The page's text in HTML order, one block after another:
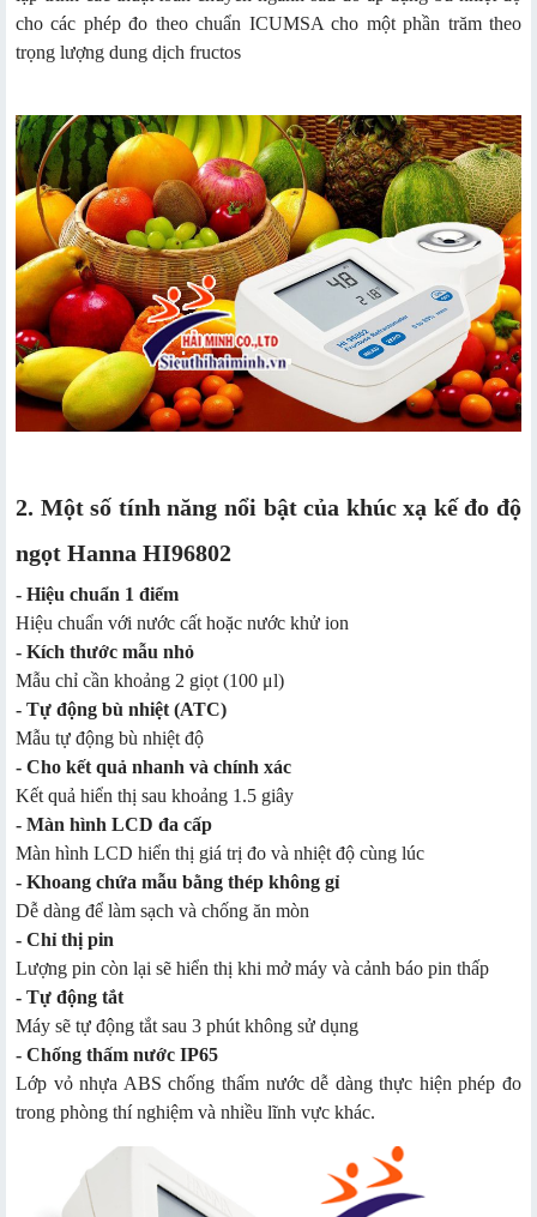
cho các phép đo theo chuẩn ICUMSA cho một phần trăm theo
trọng lượng dung dịch fructos
2. Một số tính năng nổi bật của khúc xạ kế đo độ
ngọt Hanna HI96802
- Hiệu chuẩn 1 điểm
Hiệu chuẩn với nước cất hoặc nước khử ion
- Kích thước mẫu nhỏ
Mẫu chỉ cần khoảng 2 giọt (100 μl)
- Tự động bù nhiệt (ATC)
Mẫu tự động bù nhiệt độ
- Cho kết quả nhanh và chính xác
Kết quả hiển thị sau khoảng 1.5 giây
- Màn hình LCD đa cấp
Màn hình LCD hiển thị giá trị đo và nhiệt độ cùng lúc
- Khoang chứa mẫu bằng thép không gỉ
Dễ dàng để làm sạch và chống ăn mòn
- Chỉ thị pin
Lượng pin còn lại sẽ hiển thị khi mở máy và cảnh báo pin thấp
- Tự động tắt
Máy sẽ tự động tắt sau 3 phút không sử dụng
- Chống thấm nước IP65
Lớp vỏ nhựa ABS chống thấm nước dễ dàng thực hiện phép đo
trong phòng thí nghiệm và nhiều lĩnh vực khác.